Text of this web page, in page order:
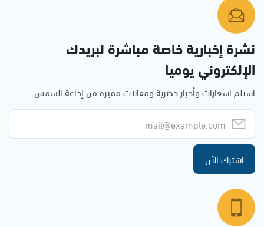
نشرة إخبارية خاصة مباشرة لبريدك
الإلكتروني يوميا
استلم اشعارات وأخبار حصرية ومقالات مميزة من إذاعة الشمس
اشترك الآن